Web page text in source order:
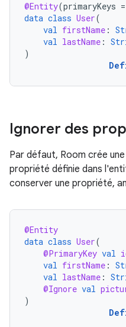
@Entity(primaryKeys =
data class User(
val firstName :
val lastName :
)
Ignorer des
Par défaut, Room crée
propriété définie dans
conserver une propriété,
@Entity
data class User(
@PrimaryKey val
val firstName :
val lastName :
@Ignore val
)